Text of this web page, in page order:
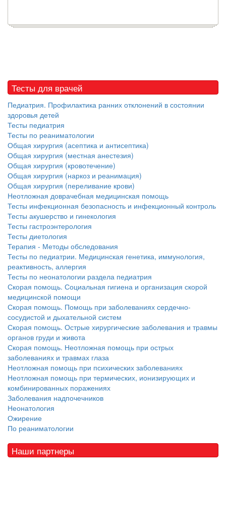
Тесты для врачей
Педиатрия. Профилактика ранних отклонений в состоянии
здоровья детей
Тесты педиатрия
Тесты по реаниматологии
Общая хирургия (асептика и антисептика)
Общая хирургия (местная анестезия)
Общая хирургия (кровотечение)
Общая хирургия (наркоз и реанимация)
Общая хирургия (переливание крови)
Неотложная доврачебная медицинская помощь
Тесты инфекционная безопасность и инфекционный контроль
Тесты акушерство и гинекология
Тесты гастроэнтерология
Тесты диетология
Терапия - Методы обследования
Тесты по педиатрии. Медицинская генетика, иммунология,
реактивность, аллергия
Тесты по неонатологии раздела педиатрия
Скорая помощь. Социальная гигиена и организация скорой
медицинской помощи
Скорая помощь. Помощь при заболеваниях сердечно-
сосудистой и дыхательной систем
Скорая помощь. Острые хирургические заболевания и травмы
органов груди и живота
Скорая помощь. Неотложная помощь при острых
заболеваниях и травмах глаза
Неотложная помощь при психических заболеваниях
Неотложная помощь при термических, ионизирующих и
комбинированных поражениях
Заболевания надпочечников
Неонатология
Ожирение
По реаниматологии
Наши партнеры